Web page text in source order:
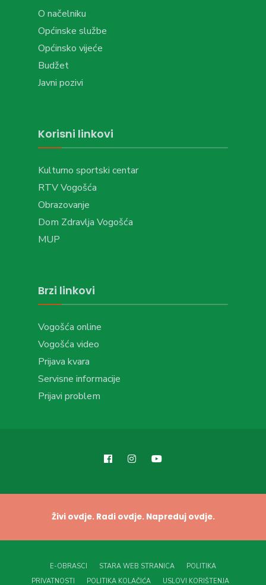
O načelniku
Općinske službe
Općinsko vijeće
Budžet
Javni pozivi
Korisni linkovi
Kulturno sportski centar
RTV Vogošća
Obrazovanje
Dom Zdravlja Vogošća
MUP
Brzi linkovi
Vogošća online
Vogošća video
Prijava kvara
Servisne informacije
Prijavi problem
Živi ovdje. Radi ovdje. Napreduj ovdje.
E-OBRASCI STARA WEB STRANICA
POLITIKA
PRIVATNOSTI
POLITIKA KOLAČIĆA USLOVI KORIŠTENJA